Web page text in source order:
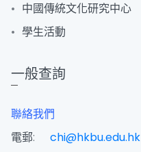
中國傳統文化研究中心
學生活動
一般查詢
聯絡我們
電郵:
chi@hkbu.edu.hk